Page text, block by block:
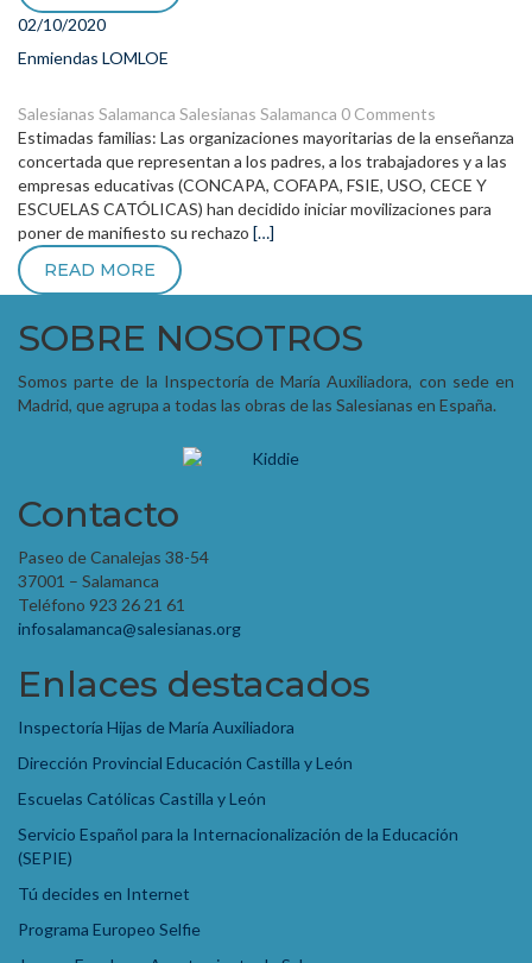
02/10/2020
Enmiendas LOMLOE
Salesianas Salamanca Salesianas Salamanca 0 Comments
Estimadas familias: Las organizaciones mayoritarias de la enseñanza
concertada que representan a los padres, a los trabajadores y a las
empresas educativas (CONCAPA, COFAPA, FSIE, USO, CECE Y
ESCUELAS CATÓLICAS) han decidido iniciar movilizaciones para
poner de manifiesto su rechazo […]
READ MORE
SOBRE NOSOTROS
Somos parte de la Inspectoría de María Auxiliadora, con sede en
Madrid, que agrupa a todas las obras de las Salesianas en España.
Contacto
Paseo de Canalejas 38-54
37001 – Salamanca
Teléfono 923 26 21 61
infosalamanca@salesianas.org
Enlaces destacados
Inspectoría Hijas de María Auxiliadora
Dirección Provincial Educación Castilla y León
Escuelas Católicas Castilla y León
Servicio Español para la Internacionalización de la Educación
(SEPIE)
Tú decides en Internet
Programa Europeo Selfie